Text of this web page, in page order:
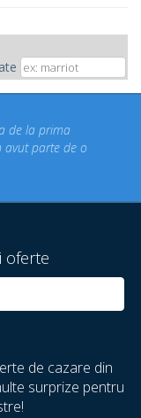
Concediul
un
oferte
de cazare din
surprize pentru